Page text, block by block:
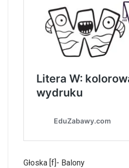
Głoska [f]- Balony